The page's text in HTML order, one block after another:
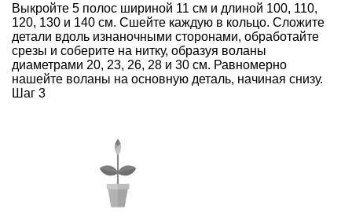
Выкройте 5 полос шириной 11 см и длиной 100, 110,
120, 130 и 140 см. Сшейте каждую в кольцо. Сложите
детали вдоль изнаночными сторонами, обработайте
срезы и соберите на нитку, образуя воланы
диаметрами 20, 23, 26, 28 и 30 см. Равномерно
нашейте воланы на основную деталь, начиная снизу.
Шаг 3